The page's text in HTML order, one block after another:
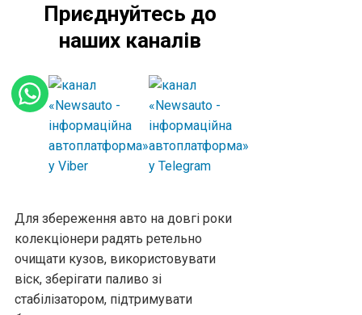
Приєднуйтесь до
наших каналів
Для збереження авто на довгі роки
колекціонери радять ретельно
очищати кузов, використовувати
віск, зберігати паливо зі
стабілізатором, підтримувати